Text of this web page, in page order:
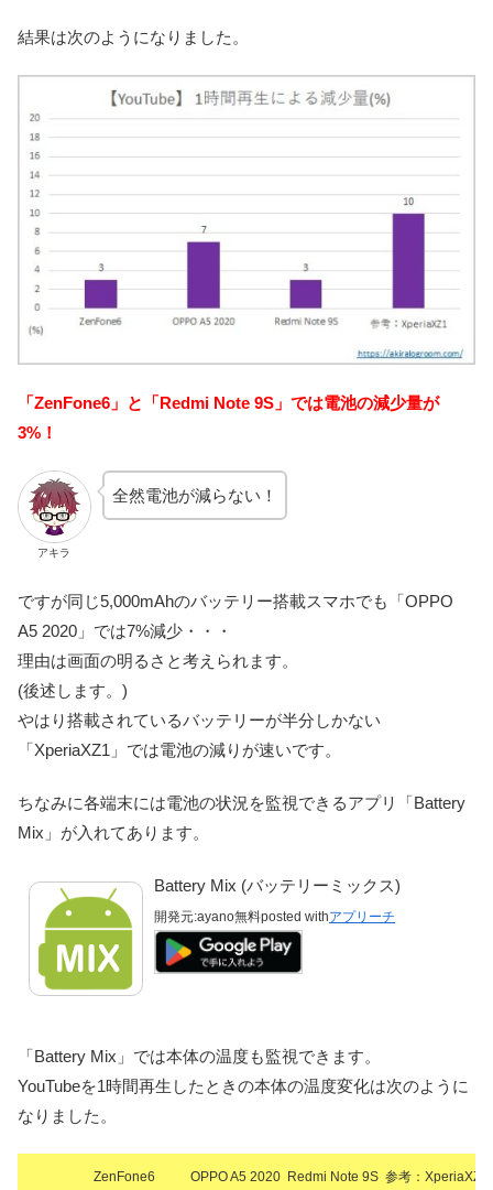
結果は次のようになりました。
「ZenFone6」と「Redmi Note 9S」では電池の減少量が
3%！
アキラ
全然電池が減らない！
ですが同じ5,000mAhのバッテリー搭載スマホでも「OPPO
A5 2020」では7%減少・・・
理由は画面の明るさと考えられます。
(後述します。)
やはり搭載されているバッテリーが半分しかない
「XperiaXZ1」では電池の減りが速いです。
ちなみに各端末には電池の状況を監視できるアプリ「Battery
Mix」が入れてあります。
Battery Mix (バッテリーミックス)
開発元:ayano無料posted withアプリーチ
「Battery Mix」では本体の温度も監視できます。
YouTubeを1時間再生したときの本体の温度変化は次のように
なりました。
ZenFone6 OPPO A5 2020 Redmi Note 9S 参考：XperiaXZ1